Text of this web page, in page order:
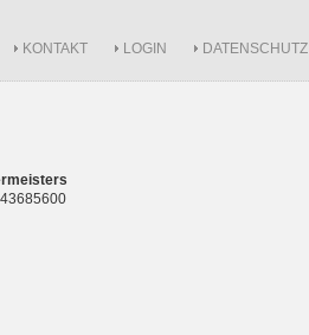
KONTAKT LOGIN DATENSCHUTZ